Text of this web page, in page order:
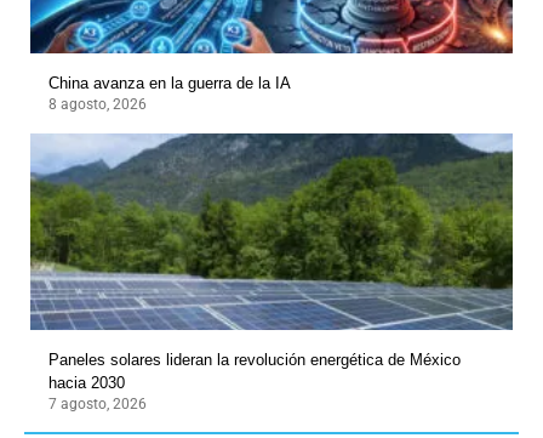
China avanza en la guerra de la IA
8 agosto, 2026
Paneles solares lideran la revolución energética de México
hacia 2030
7 agosto, 2026